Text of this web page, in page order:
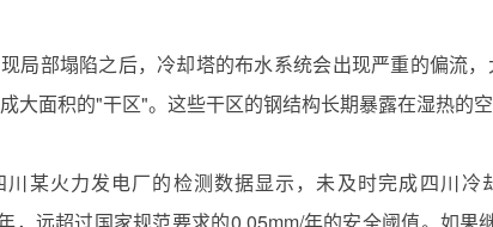
局部塌陷之后，冷却塔的布水系统会出现严重的偏流
大面积的"干区"。这些干区的钢结构长期暴露在湿热的
川某火力发电厂的检测数据显示，未及时完成‌四川